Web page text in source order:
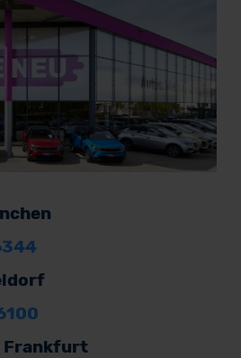
Frankfurt